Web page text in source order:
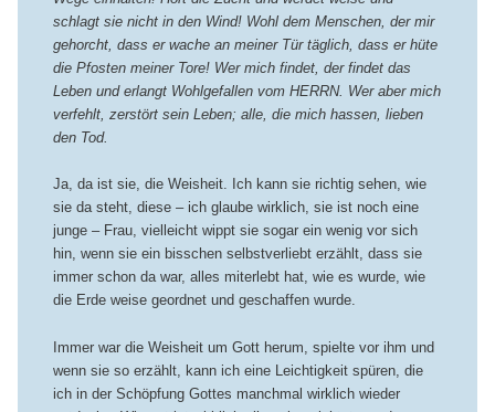
schlagt sie nicht in den Wind! Wohl dem Menschen, der mir
gehorcht, dass er wache an meiner Tür täglich, dass er hüte
die Pfosten meiner Tore! Wer mich findet, der findet das
Leben und erlangt Wohlgefallen vom HERRN. Wer aber mich
verfehlt, zerstört sein Leben; alle, die mich hassen, lieben
den Tod.
Ja, da ist sie, die Weisheit. Ich kann sie richtig sehen, wie
sie da steht, diese – ich glaube wirklich, sie ist noch eine
junge – Frau, vielleicht wippt sie sogar ein wenig vor sich
hin, wenn sie ein bisschen selbstverliebt erzählt, dass sie
immer schon da war, alles miterlebt hat, wie es wurde, wie
die Erde weise geordnet und geschaffen wurde.
Immer war die Weisheit um Gott herum, spielte vor ihm und
wenn sie so erzählt, kann ich eine Leichtigkeit spüren, die
ich in der Schöpfung Gottes manchmal wirklich wieder